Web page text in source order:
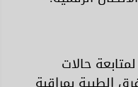
حالات